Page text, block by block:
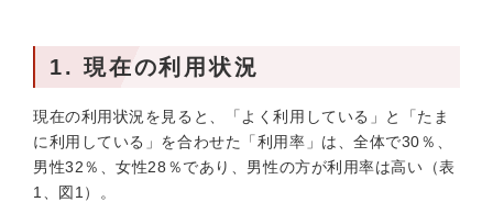
1. 現在の利用状況
現在の利用状況を見ると、「よく利用している」と「たま
に利用している」を合わせた「利用率」は、全体で30％、
男性32％、女性28％であり、男性の方が利用率は高い（表
1、図1）。